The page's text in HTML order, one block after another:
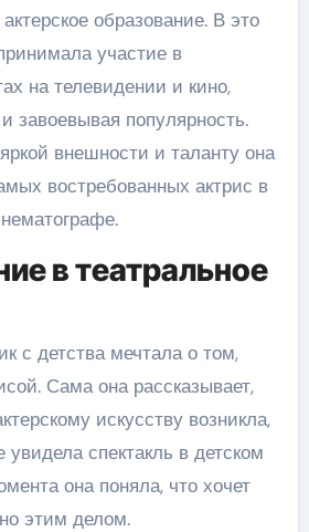
образование. В это
участие в
на телевидении и кино,
завоевывая популярность.
внешности и таланту она
востребованных актрис в
в театральное
с детства мечтала о том,
Сама она рассказывает,
искусству возникла,
увидела спектакль в детском
она поняла, что хочет
этим делом.